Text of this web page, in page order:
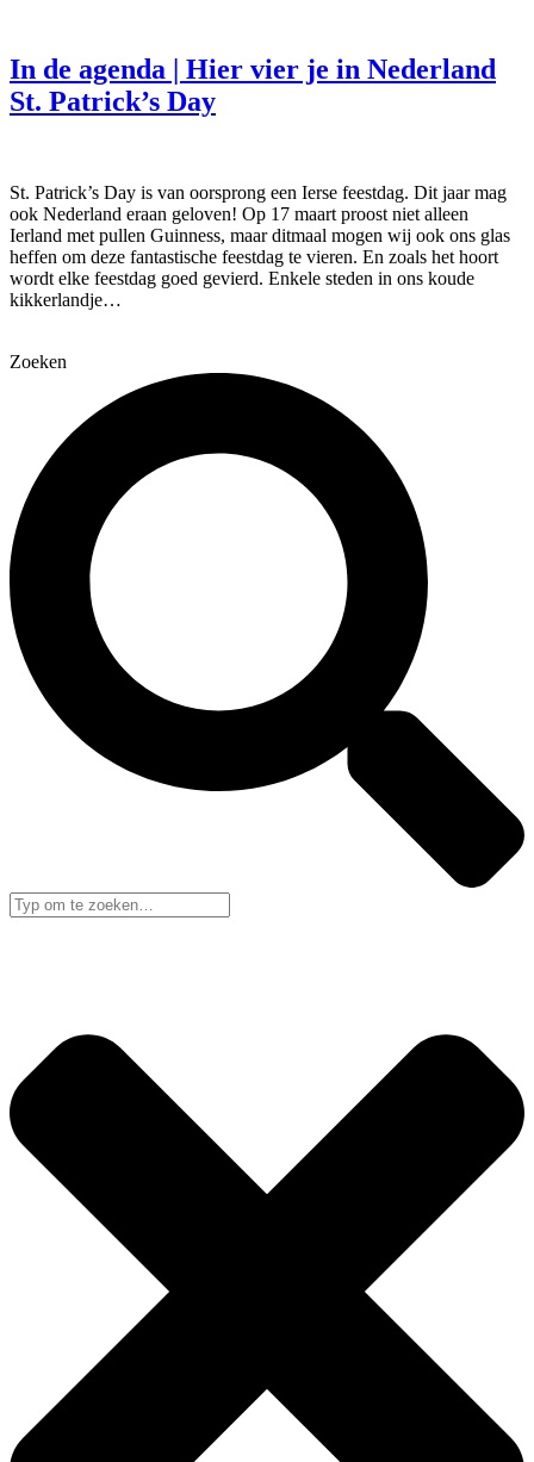
In de agenda | Hier vier je in Nederland
St. Patrick’s Day
St. Patrick’s Day is van oorsprong een Ierse feestdag. Dit jaar mag
ook Nederland eraan geloven! Op 17 maart proost niet alleen
Ierland met pullen Guinness, maar ditmaal mogen wij ook ons glas
heffen om deze fantastische feestdag te vieren. En zoals het hoort
wordt elke feestdag goed gevierd. Enkele steden in ons koude
kikkerlandje…
Zoeken